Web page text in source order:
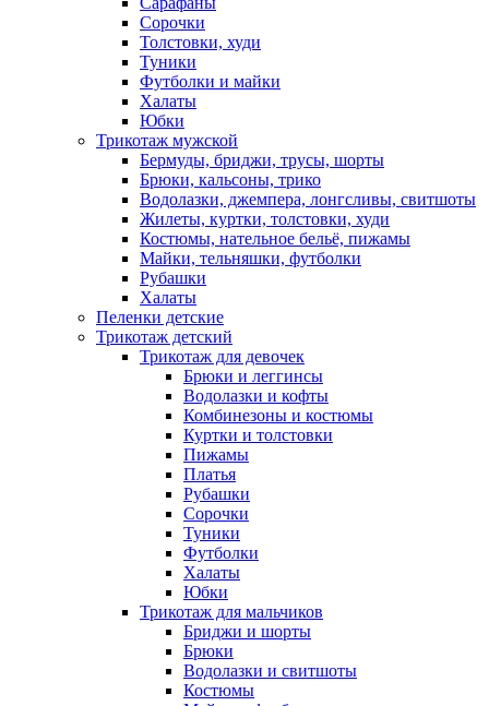
Сорочки
Толстовки, худи
Туники
Футболки и майки
Халаты
Юбки
Трикотаж мужской
Бермуды, бриджи, трусы, шорты
Брюки, кальсоны, трико
Водолазки, джемпера, лонгсливы, свитшоты
Жилеты, куртки, толстовки, худи
Костюмы, нательное бельё, пижамы
Майки, тельняшки, футболки
Рубашки
Халаты
Пеленки детские
Трикотаж детский
Трикотаж для девочек
Брюки и леггинсы
Водолазки и кофты
Комбинезоны и костюмы
Куртки и толстовки
Пижамы
Платья
Рубашки
Сорочки
Туники
Футболки
Халаты
Юбки
Трикотаж для мальчиков
Бриджи и шорты
Брюки
Водолазки и свитшоты
Костюмы